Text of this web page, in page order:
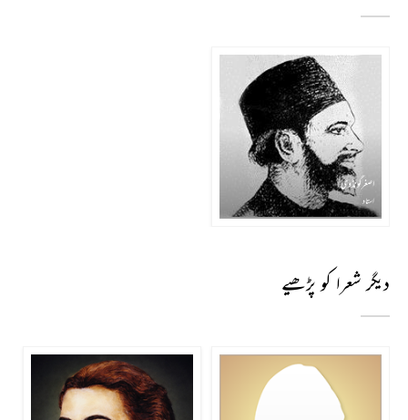
اصغر گونڈوی
استاد
دیگر شعرا کو پڑھیے